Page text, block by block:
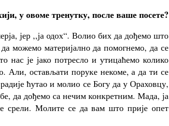
у овоме тренутку, после ваше посете?
јер ,,ја одох“. Волио бих да дођемо што
можемо материјално да помогнемо, да се
нас је јако потресло и утицаћемо колико
Али, остављати поруке некоме, а да ти се
ћутао и молио се Богу да у Ораховцу,
да дођемо са нечим конкретним. Мада, ја
срели. Молите се да вам што прије опет